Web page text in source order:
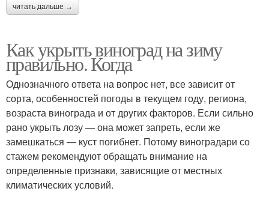
читать дальше →
Как укрыть виноград на зиму
правильно. Когда
Однозначного ответа на вопрос нет, все зависит от
сорта, особенностей погоды в текущем году, региона,
возраста винограда и от других факторов. Если сильно
рано укрыть лозу — она может запреть, если же
замешкаться — куст погибнет. Потому виноградари со
стажем рекомендуют обращать внимание на
определенные признаки, зависящие от местных
климатических условий.